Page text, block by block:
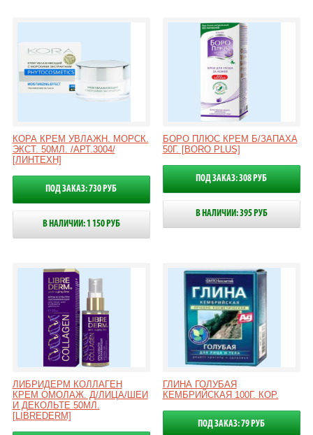
КОРА КРЕМ УВЛАЖН. МОРСК.
ЭКСТ. 50МЛ. /АРТ.3004/
[ЛИНТЕХН]
ПОД ЗАКАЗ: 730 РУБ
В НАЛИЧИИ: 1 150 РУБ
БОРО ПЛЮС КРЕМ Б/ЗАПАХА
50Г. [BORO PLUS]
ПОД ЗАКАЗ: 308 РУБ
В НАЛИЧИИ: 395 РУБ
ЛИБРИДЕРМ КОЛЛАГЕН
КРЕМ ОМОЛАЖ. Д/ЛИЦА/ШЕИ
И ДЕКОЛЬТЕ 50МЛ.
[LIBREDERM]
ГЛИНА ГОЛУБАЯ
КЕМБРИЙСКАЯ 100Г. КОР.
ПОД ЗАКАЗ: 79 РУБ